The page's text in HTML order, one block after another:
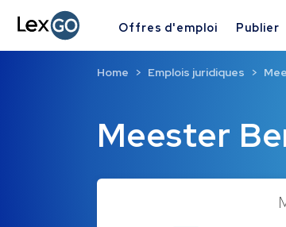
Offres d'emploi Publier
Meester
Home Emplois juridiques